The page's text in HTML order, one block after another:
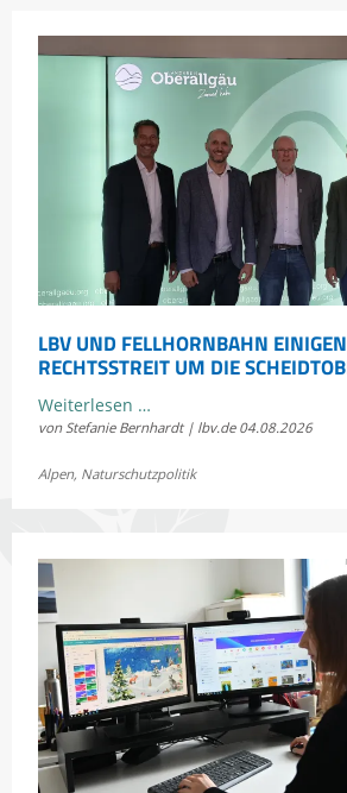
LBV UND FELLHORNBAHN
RECHTSSTREIT UM DIE
Weiterlesen …
und
einigen
die
Scheidtobelbahn
von Stefanie Bernhardt | lbv.de 04.08.2026
Alpen, Naturschutzpolitik